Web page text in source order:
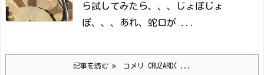
ら試してみたら、、、
じょぼじょ
ぼ、、、 あれ、蛇口が ...
記事を読む コメリ CRUZARD( ...